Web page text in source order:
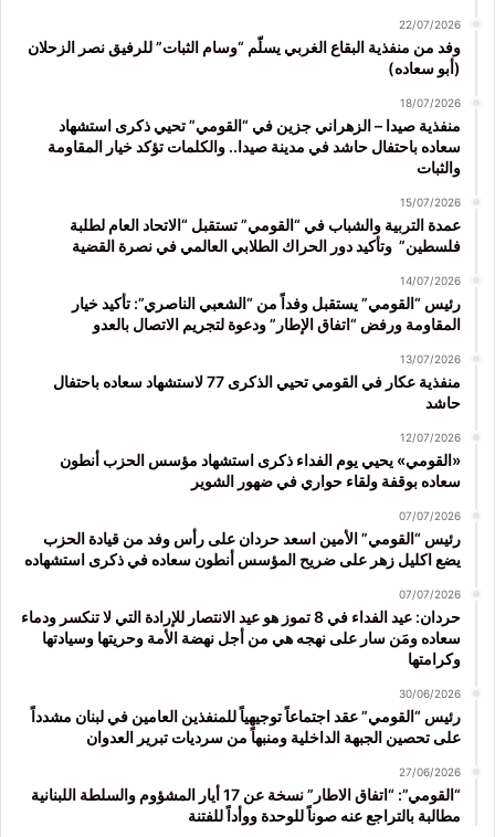
22/07/2026
وفد من منفذية البقاع الغربي يسلّم “وسام الثبات” للرفيق نصر الزحلان
(أبو سعاده)
18/07/2026
منفذية صيدا – الزهراني جزين في “القومي” تحيي ذكرى استشهاد
سعاده باحتفال حاشد في مدينة صيدا.. والكلمات تؤكد خيار المقاومة
والثبات
15/07/2026
عمدة التربية والشباب في “القومي” تستقبل “الاتحاد العام لطلبة
فلسطين” وتأكيد دور الحراك الطلابي العالمي في نصرة القضية
14/07/2026
رئيس “القومي” يستقبل وفداً من “الشعبي الناصري”: تأكيد خيار
المقاومة ورفض “اتفاق الإطار” ودعوة لتجريم الاتصال بالعدو
13/07/2026
منفذية عكار في القومي تحيي الذكرى 77 لاستشهاد سعاده باحتفال
حاشد
12/07/2026
«القومي» يحيي يوم الفداء ذكرى استشهاد مؤسس الحزب أنطون
سعاده بوقفة ولقاء حواري في ضهور الشوير
07/07/2026
رئيس “القومي” الأمين اسعد حردان على رأس وفد من قيادة الحزب
يضع اكليل زهر على ضريح المؤسس أنطون سعاده في ذكرى استشهاده
07/07/2026
حردان: عيد الفداء في 8 تموز هو عيد الانتصار للإرادة التي لا تنكسر ودماء
سعاده ومَن سار على نهجه هي من أجل نهضة الأمة وحريتها وسيادتها
وكرامتها
30/06/2026
رئيس “القومي” عقد اجتماعاً توجيهياً للمنفذين العامين في لبنان مشدداً
على تحصين الجبهة الداخلية ومنبهاً من سرديات تبرير العدوان
27/06/2026
“القومي”: “اتفاق الاطار” نسخة عن 17 أيار المشؤوم والسلطة اللبنانية
مطالبة بالتراجع عنه صوناً للوحدة ووأداً للفتنة